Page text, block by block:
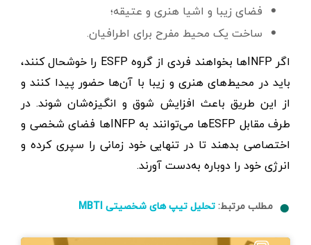
فضای زیبا و اشیا هنری و عتیقه؛
ساخت یک محیط مفرح برای اطرافیان.
اگر INFPها بخواهند فردی از گروه ESFP را خوشحال کنند،
باید در محیط‌های هنری و زیبا با آن‌ها حضور پیدا کنند و
از این طریق باعث افزایش شوق و انگیزه‌شان شوند. در
طرف مقابل ESFPها می‌توانند به INFPها فضای شخصی و
اختصاصی بدهند تا در تنهایی خود زمانی را سپری کرده و
انرژی خود را دوباره به‌دست آورند.
مطلب مرتبط: تحلیل تیپ های شخصیتی MBTI